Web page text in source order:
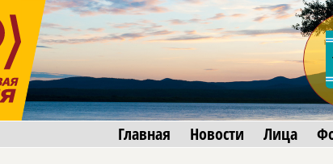
Главная Новости Лица